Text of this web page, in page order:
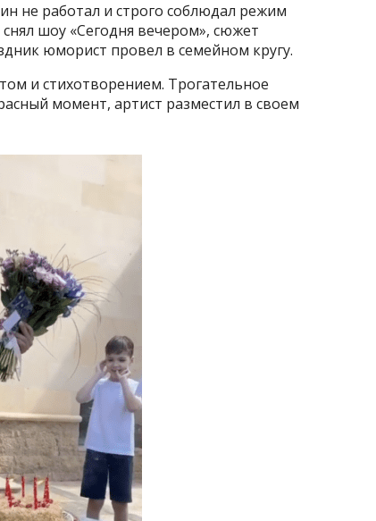
не работал и строго соблюдал режим
шоу «Сегодня вечером», сюжет
юморист провел в семейном кругу.
и стихотворением. Трогательное
момент, артист разместил в своем